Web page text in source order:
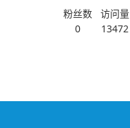
粉丝数
0
访问量
13472